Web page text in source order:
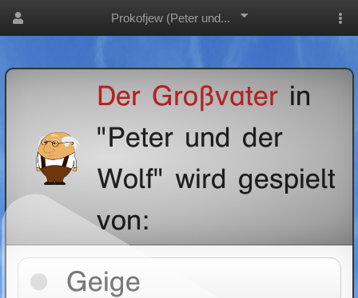
Prokofjew (Peter und...
Der Großvater in
"Peter und der
Wolf" wird gespielt
von:
Geige